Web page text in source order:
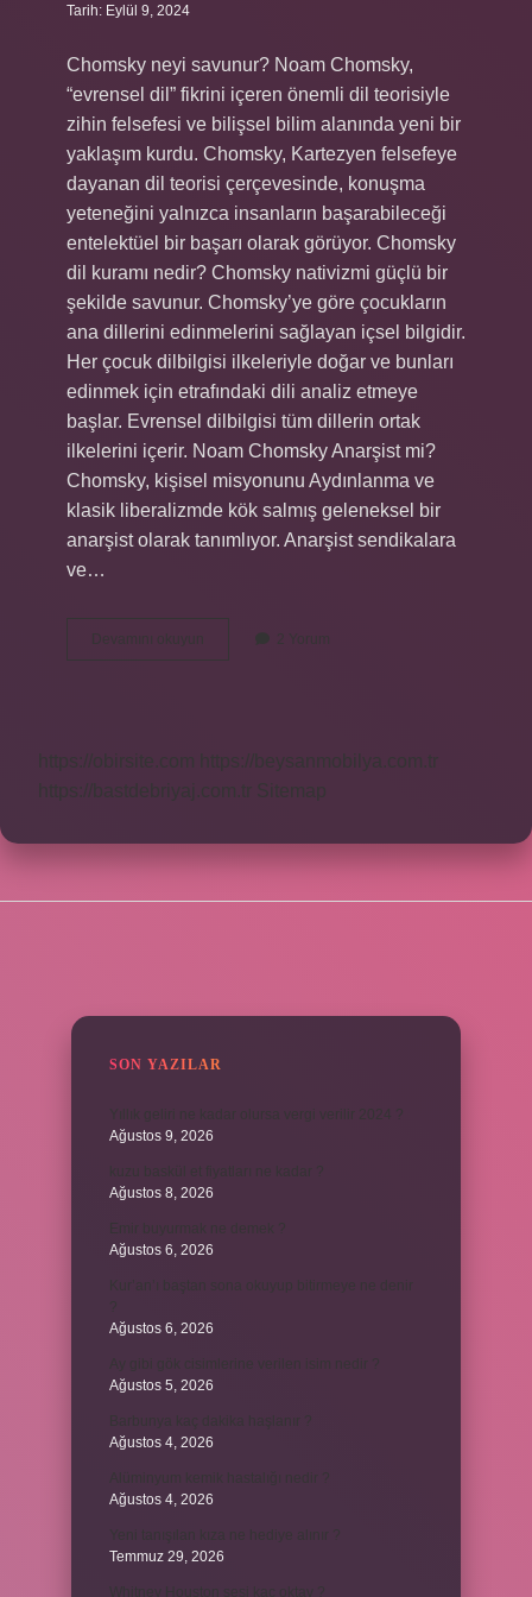
Tarih: Eylül 9, 2024
Chomsky neyi savunur? Noam Chomsky,
“evrensel dil” fikrini içeren önemli dil teorisiyle
zihin felsefesi ve bilişsel bilim alanında yeni bir
yaklaşım kurdu. Chomsky, Kartezyen felsefeye
dayanan dil teorisi çerçevesinde, konuşma
yeteneğini yalnızca insanların başarabileceği
entelektüel bir başarı olarak görüyor. Chomsky
dil kuramı nedir? Chomsky nativizmi güçlü bir
şekilde savunur. Chomsky’ye göre çocukların
ana dillerini edinmelerini sağlayan içsel bilgidir.
Her çocuk dilbilgisi ilkeleriyle doğar ve bunları
edinmek için etrafındaki dili analiz etmeye
başlar. Evrensel dilbilgisi tüm dillerin ortak
ilkelerini içerir. Noam Chomsky Anarşist mi?
Chomsky, kişisel misyonunu Aydınlanma ve
klasik liberalizmde kök salmış geleneksel bir
anarşist olarak tanımlıyor. Anarşist sendikalara
ve…
Devamını okuyun
Chomsky
Nin
2 Yorum
https://obirsite.com
https://beysanmobilya.com.tr
https://bastdebriyaj.com.tr Sitemap
SON YAZILAR
Ağustos 9, 2026
Ağustos 8, 2026
Ağustos 6, 2026
Ağustos 6, 2026
Ağustos 5, 2026
Ağustos 4, 2026
Ağustos 4, 2026
Temmuz 29, 2026